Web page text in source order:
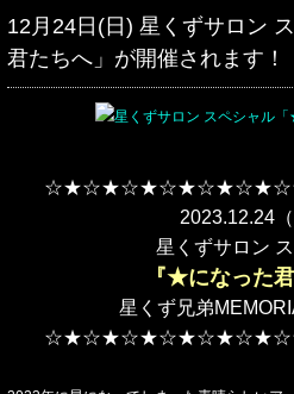
12月24日(日) 星くずサロン
君たちへ」が開催されます！
2023.12.24（
星くずサロン
『★になった
星くず兄弟